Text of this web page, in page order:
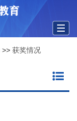
>> 获奖情况